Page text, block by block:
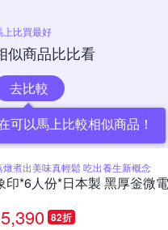
上比買最好
似商品比比看
去比較
可以馬上比較相似商品！
燉煮出美味真輕鬆 吃出養生新概念
印*6人份*日本製 黑厚釡微
5,390 82折